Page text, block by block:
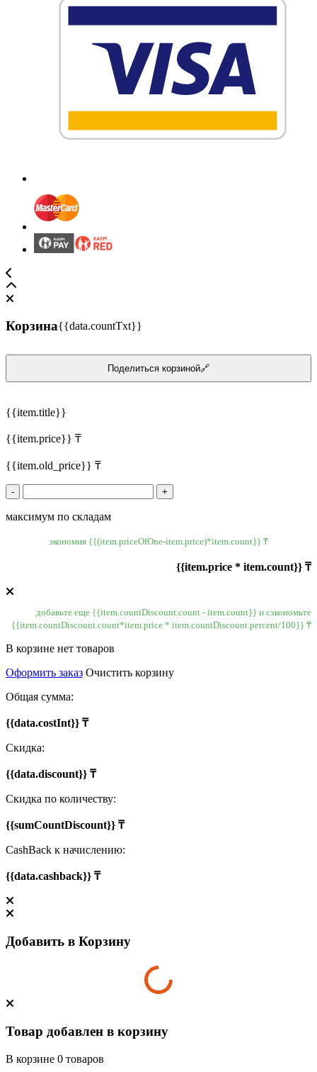
Корзина{{data.countTxt}}
Поделиться корзиной🔗
{{item.title}}
{{item.price}} ₸
{{item.old_price}} ₸
- +
максимум по складам
экономия {{(item.priceOfOne-item.price)*item.count}} ₸
{{item.price * item.count}} ₸
добавьте еще {{item.countDiscount.count - item.count}} и сэкономьте
{{item.countDiscount.count*item.price * item.countDiscount.percent/100}} ₸
В корзине нет товаров
Оформить заказ Очистить корзину
Общая сумма:
{{data.costInt}} ₸
Скидка:
{{data.discount}} ₸
Скидка по количеству:
{{sumCountDiscount}} ₸
CashBack к начислению:
{{data.cashback}} ₸
Добавить в Корзину
Товар добавлен в корзину
В корзине 0 товаров